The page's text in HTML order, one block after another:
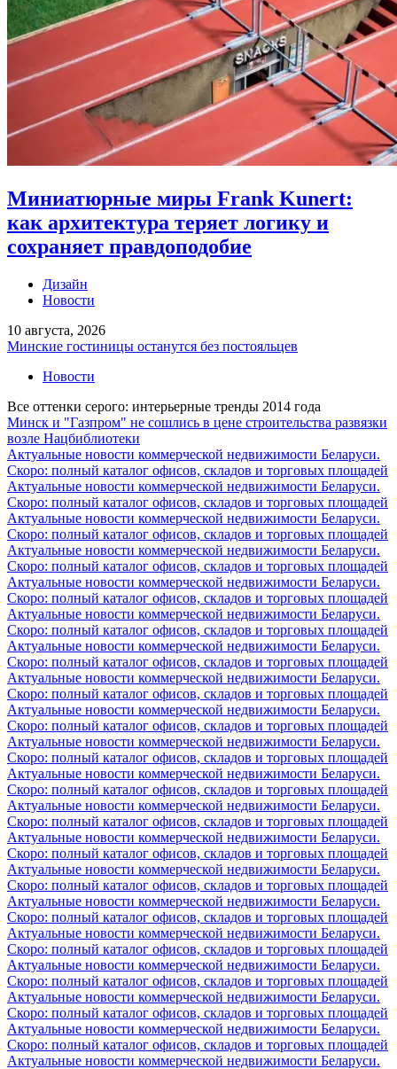
Миниатюрные миры Frank Kunert:
как архитектура теряет логику и
сохраняет правдоподобие
Дизайн
Новости
10 августа, 2026
Минские гостиницы останутся без постояльцев
Новости
Все оттенки серого: интерьерные тренды 2014 года
Минск и "Газпром" не сошлись в цене строительства развязки
возле Нацбиблиотеки
Актуальные новости коммерческой недвижимости Беларуси.
Скоро: полный каталог офисов, складов и торговых площадей
Актуальные новости коммерческой недвижимости Беларуси.
Скоро: полный каталог офисов, складов и торговых площадей
Актуальные новости коммерческой недвижимости Беларуси.
Скоро: полный каталог офисов, складов и торговых площадей
Актуальные новости коммерческой недвижимости Беларуси.
Скоро: полный каталог офисов, складов и торговых площадей
Актуальные новости коммерческой недвижимости Беларуси.
Скоро: полный каталог офисов, складов и торговых площадей
Актуальные новости коммерческой недвижимости Беларуси.
Скоро: полный каталог офисов, складов и торговых площадей
Актуальные новости коммерческой недвижимости Беларуси.
Скоро: полный каталог офисов, складов и торговых площадей
Актуальные новости коммерческой недвижимости Беларуси.
Скоро: полный каталог офисов, складов и торговых площадей
Актуальные новости коммерческой недвижимости Беларуси.
Скоро: полный каталог офисов, складов и торговых площадей
Актуальные новости коммерческой недвижимости Беларуси.
Скоро: полный каталог офисов, складов и торговых площадей
Актуальные новости коммерческой недвижимости Беларуси.
Скоро: полный каталог офисов, складов и торговых площадей
Актуальные новости коммерческой недвижимости Беларуси.
Скоро: полный каталог офисов, складов и торговых площадей
Актуальные новости коммерческой недвижимости Беларуси.
Скоро: полный каталог офисов, складов и торговых площадей
Актуальные новости коммерческой недвижимости Беларуси.
Скоро: полный каталог офисов, складов и торговых площадей
Актуальные новости коммерческой недвижимости Беларуси.
Скоро: полный каталог офисов, складов и торговых площадей
Актуальные новости коммерческой недвижимости Беларуси.
Скоро: полный каталог офисов, складов и торговых площадей
Актуальные новости коммерческой недвижимости Беларуси.
Скоро: полный каталог офисов, складов и торговых площадей
Актуальные новости коммерческой недвижимости Беларуси.
Скоро: полный каталог офисов, складов и торговых площадей
Актуальные новости коммерческой недвижимости Беларуси.
Скоро: полный каталог офисов, складов и торговых площадей
Актуальные новости коммерческой недвижимости Беларуси.